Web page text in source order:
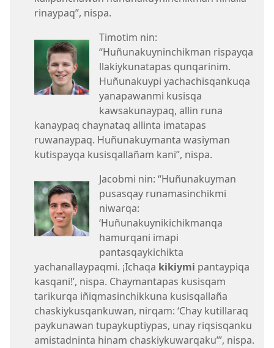
rinaypaq”, nispa.
Timotim nin:
“Huñunakuyninchikman rispayqa
llakiykunatapas qunqarinim.
Huñunakuypi yachachisqankuqa
yanapawanmi kusisqa
kawsakunaypaq, allin runa
kanaypaq chaynataq allinta imatapas
ruwanaypaq. Huñunakuymanta wasiyman
kutispayqa kusisqallañam kani”, nispa.
Jacobmi nin: “Huñunakuyman
pusasqay runamasinchikmi
niwarqa:
‘Huñunakuynikichikmanqa
hamurqani imapi
pantasqaykichikta
yachanallaypaqmi. ¡Ichaqa kikiymi pantaypiqa
kasqani!’, nispa. Chaymantapas kusisqam
tarikurqa iñiqmasinchikkuna kusisqallaña
chaskiykusqankuwan, nirqam: ‘Chay kutillaraq
paykunawan tupaykuptiypas, unay riqsisqanku
amistadninta hinam chaskiykuwarqaku’”, nispa.